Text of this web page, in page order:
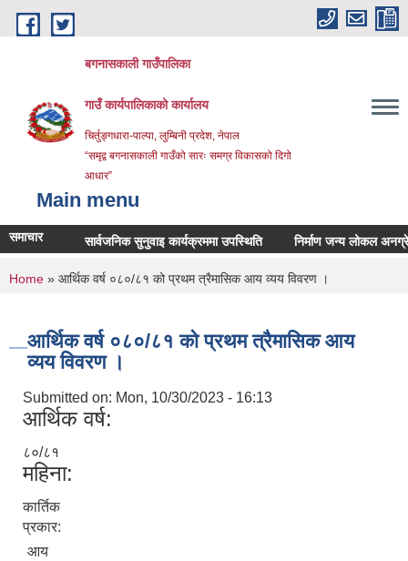
Skip to main content
बगनासकाली गाउँपालिका
गाउँ कार्यपालिकाको कार्यालय
चिर्तुङ्गधारा-पाल्पा, लुम्बिनी प्रदेश, नेपाल
“समृद्व बगनासकाली गाउँको सारः समग्र विकासको दिगो
आधार”
Main menu
समाचार सार्वजनिक सुनुवाइ कार्यक्रममा उपस्थिति निर्माण जन्य लोकल अनग्रेडेड
You are here
Home » आर्थिक वर्ष ०८०/८१ को प्रथम त्रैमासिक आय व्यय विवरण ।
आर्थिक वर्ष ०८०/८१ को प्रथम त्रैमासिक आय
व्यय विवरण ।
Submitted on: Mon, 10/30/2023 - 16:13
आर्थिक वर्ष:
८०/८१
महिना:
कार्तिक
प्रकार:
आय